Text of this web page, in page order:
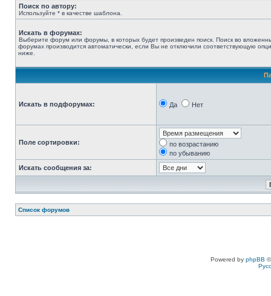
Поиск по автору:
Используйте * в качестве шаблона.
Искать в форумах:
Выберите форум или форумы, в которых будет произведен поиск. Поиск во
форумах производится автоматически, если Вы не отключили соответствующую
ниже.
Искать в подфорумах: Да Нет
Поле сортировки:
по возрастанию
по убыванию
Искать сообщения за:
Список форумов
Powered by phpBB